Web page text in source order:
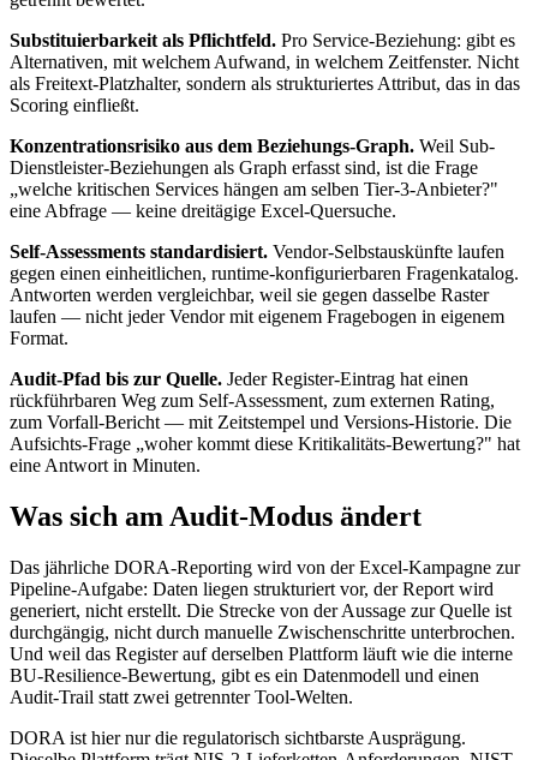
Substituierbarkeit als Pflichtfeld. Pro Service-Beziehung: gibt es
Alternativen, mit welchem Aufwand, in welchem Zeitfenster. Nicht
als Freitext-Platzhalter, sondern als strukturiertes Attribut, das in das
Scoring einfließt.
Konzentrationsrisiko aus dem Beziehungs-Graph. Weil Sub-
Dienstleister-Beziehungen als Graph erfasst sind, ist die Frage
„welche kritischen Services hängen am selben Tier-3-Anbieter?"
eine Abfrage — keine dreitägige Excel-Quersuche.
Self-Assessments standardisiert. Vendor-Selbstauskünfte laufen
gegen einen einheitlichen, runtime-konfigurierbaren Fragenkatalog.
Antworten werden vergleichbar, weil sie gegen dasselbe Raster
laufen — nicht jeder Vendor mit eigenem Fragebogen in eigenem
Format.
Audit-Pfad bis zur Quelle. Jeder Register-Eintrag hat einen
rückführbaren Weg zum Self-Assessment, zum externen Rating,
zum Vorfall-Bericht — mit Zeitstempel und Versions-Historie. Die
Aufsichts-Frage „woher kommt diese Kritikalitäts-Bewertung?" hat
eine Antwort in Minuten.
Was sich am Audit-Modus ändert
Das jährliche DORA-Reporting wird von der Excel-Kampagne zur
Pipeline-Aufgabe: Daten liegen strukturiert vor, der Report wird
generiert, nicht erstellt. Die Strecke von der Aussage zur Quelle ist
durchgängig, nicht durch manuelle Zwischenschritte unterbrochen.
Und weil das Register auf derselben Plattform läuft wie die interne
BU-Resilience-Bewertung, gibt es ein Datenmodell und einen
Audit-Trail statt zwei getrennter Tool-Welten.
DORA ist hier nur die regulatorisch sichtbarste Ausprägung.